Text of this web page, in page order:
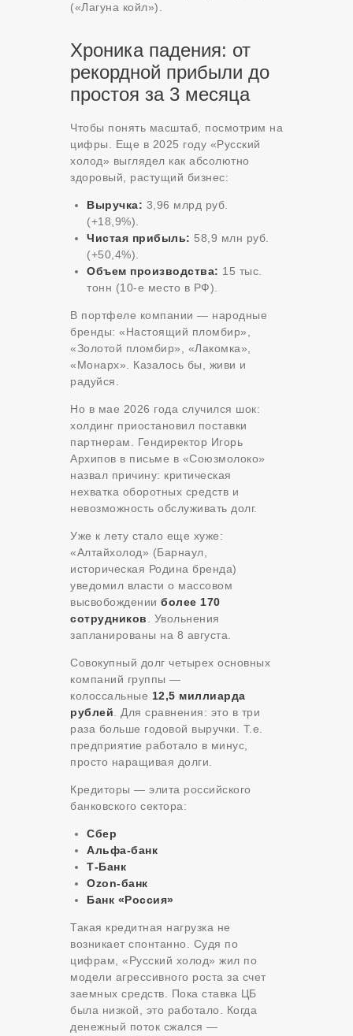
(«Лагуна койл»).
Хроника падения: от
рекордной прибыли до
простоя за 3 месяца
Чтобы понять масштаб, посмотрим на
цифры. Еще в 2025 году «Русский
холод» выглядел как абсолютно
здоровый, растущий бизнес:
Выручка: 3,96 млрд руб.
(+18,9%).
Чистая прибыль: 58,9 млн руб.
(+50,4%).
Объем производства: 15 тыс.
тонн (10-е место в РФ).
В портфеле компании — народные
бренды: «Настоящий пломбир»,
«Золотой пломбир», «Лакомка»,
«Монарх». Казалось бы, живи и
радуйся.
Но в мае 2026 года случился шок:
холдинг приостановил поставки
партнерам. Гендиректор Игорь
Архипов в письме в «Союзмолоко»
назвал причину: критическая
нехватка оборотных средств и
невозможность обслуживать долг.
Уже к лету стало еще хуже:
«Алтайхолод» (Барнаул,
историческая Родина бренда)
уведомил власти о массовом
высвобождении более 170
сотрудников . Увольнения
запланированы на 8 августа.
Совокупный долг четырех основных
компаний группы —
колоссальные 12,5 миллиарда
рублей . Для сравнения: это в три
раза больше годовой выручки. Т.е.
предприятие работало в минус,
просто наращивая долги.
Кредиторы — элита российского
банковского сектора:
Сбер
Альфа-банк
Т-Банк
Ozon-банк
Банк «Россия»
Такая кредитная нагрузка не
возникает спонтанно. Судя по
цифрам, «Русский холод» жил по
модели агрессивного роста за счет
заемных средств. Пока ставка ЦБ
была низкой, это работало. Когда
денежный поток сжался —